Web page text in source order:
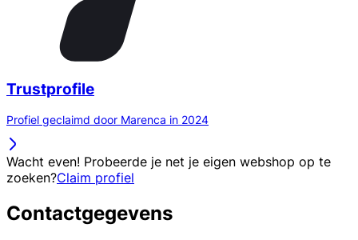
Trustprofile
Profiel geclaimd door Marenca in 2024
Wacht even! Probeerde je net je eigen webshop op te
zoeken?Claim profiel
Contactgegevens